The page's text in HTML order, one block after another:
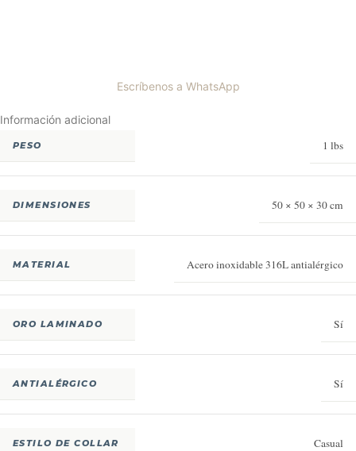
Escríbenos a WhatsApp
Información adicional
PESO 1 lbs
DIMENSIONES 50 × 50 × 30 cm
MATERIAL Acero inoxidable 316L antialérgico
ORO LAMINADO Sí
ANTIALÉRGICO Sí
ESTILO DE COLLAR Casual